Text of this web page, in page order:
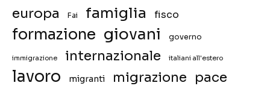
europa Fai famiglia fisco
formazione giovani governo
immigrazione internazionale italiani all'estero
lavoro migranti migrazione pace